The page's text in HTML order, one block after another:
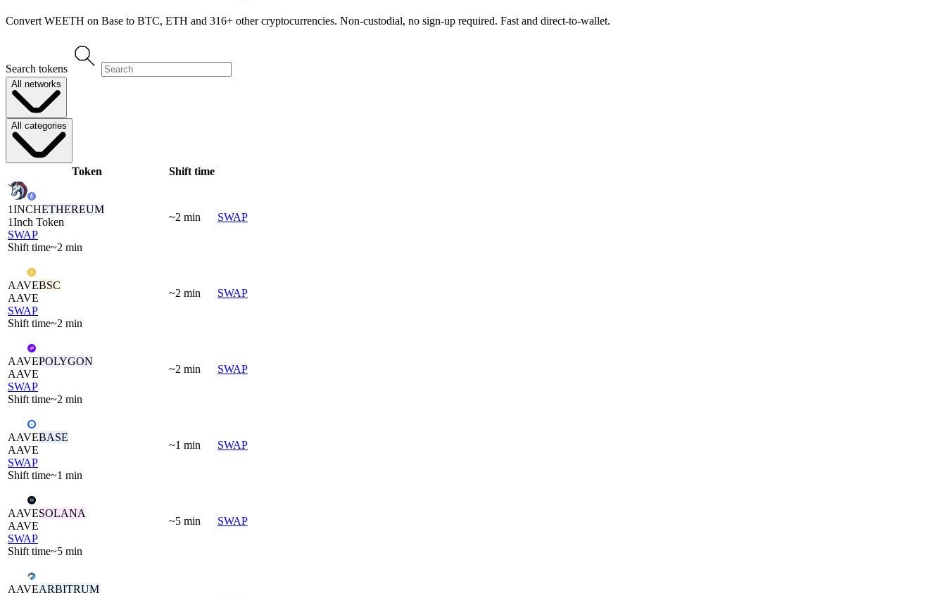
Convert WEETH on Base to BTC, ETH and 316+ other cryptocurrencies. Non-custodial, no sign-up required. Fast and direct-to-wallet.
Search tokens
All networks
All categories
Token Shift time
1INCHETHEREUM
1Inch Token
SWAP
Shift time~2 min
~2 min SWAP
AAVEBSC
AAVE
SWAP
Shift time~2 min
~2 min SWAP
AAVEPOLYGON
AAVE
SWAP
Shift time~2 min
~2 min SWAP
AAVEBASE
AAVE
SWAP
Shift time~1 min
~1 min SWAP
AAVESOLANA
AAVE
SWAP
Shift time~5 min
~5 min SWAP
AAVEARBITRUM